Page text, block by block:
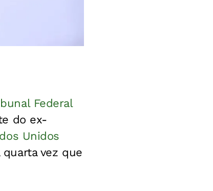
Federal
do ex-
Unidos
vez que